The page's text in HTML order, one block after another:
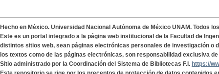
Hecho en México. Universidad Nacional Autónoma de México UNAM. Todos
Este es un portal integrado a la página web institucional de la Facultad de
distintos sitios web, sean páginas electrónicas personales de investigación o
los textos como de las páginas electrónicas, son responsabilidad exclusiva
Sitio administrado por la Coordinación del Sistema de Bibliotecas F.I. https://